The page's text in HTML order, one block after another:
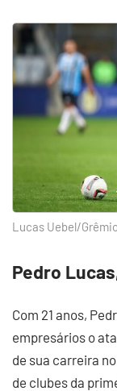
Lucas Uebel/Grêmio
Pedro
Com 21 anos,
empresários o
de sua carreira
de clubes da